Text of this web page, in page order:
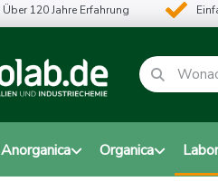
Über 120 Jahre Erfahrung
Anorganica Organica